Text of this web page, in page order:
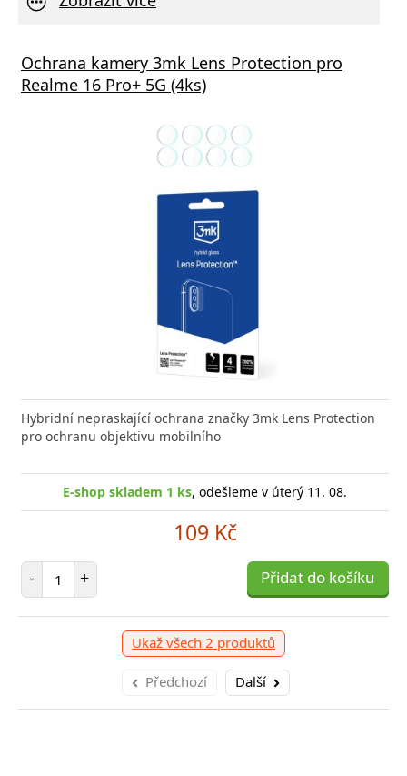
Ochrana kamery 3mk Lens Protection pro
Realme 16 Pro+ 5G (4ks)
Hybridní nepraskající ochrana značky 3mk Lens Protection
pro ochranu objektivu mobilního
E-shop skladem 1 ks, odešleme v úterý 11. 08.
109 Kč
- Počet položek
+ Přidat do košíku
Ukaž všech 2 produktů
Předchozí Další